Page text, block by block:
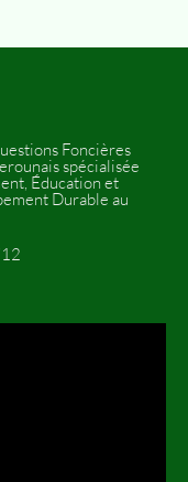
dans la
Foncières
spécialisée
Éducation et
Durable au